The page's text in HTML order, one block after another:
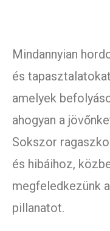
Mindannyian
és
amelyek
ahogyan a
Sokszor
és hibáihoz,
megfeledkezünk
pillanatot.